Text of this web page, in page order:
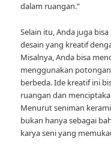
dalam ruangan.”
Selain itu, Anda juga
desain yang kreatif
Misalnya, Anda bisa
menggunakan
berbeda. Ide kreatif ini
ruangan dan
Menurut seniman
bukan hanya sebagai
karya seni yang